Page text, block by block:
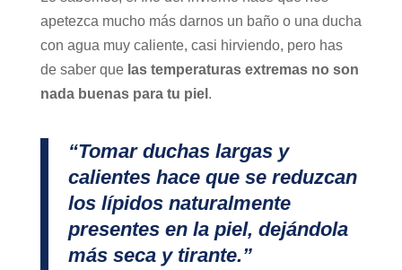
apetezca mucho más darnos un baño o una ducha
con agua muy caliente, casi hirviendo, pero has
de saber que las temperaturas extremas no son
nada buenas para tu piel .
“Tomar duchas largas y
calientes hace que se reduzcan
los lípidos naturalmente
presentes en la piel, dejándola
más seca y tirante.”